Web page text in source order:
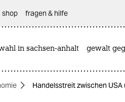
shop fragen & hilfe
in sachsen-anhalt gewalt
Handelsstreit zwischen